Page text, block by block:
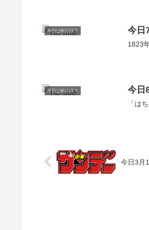
今日は何の日？ 今日
1823
今日は何の日？ 今日
「は
今日3月